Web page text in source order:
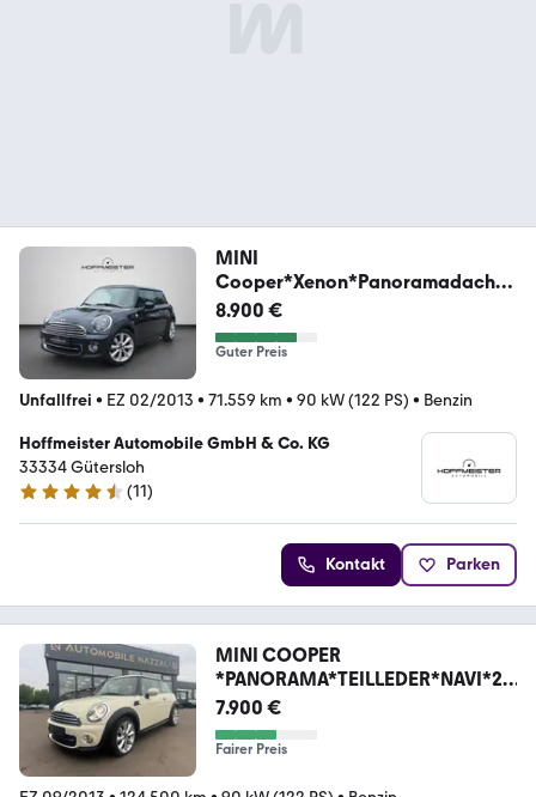
MINI
Cooper*Xenon*Panoramadach*T
eilleder*
8.900 €
Guter Preis
Unfallfrei • EZ 02/2013 • 71.559 km • 90 kW (122 PS) • Benzin
Hoffmeister Automobile GmbH & Co. KG
33334 Gütersloh
4.7 Sterne
(11)
Kontakt Parken
MINI COOPER
*PANORAMA*TEILLEDER*NAVI*2.
HAND*
7.900 €
Fairer Preis